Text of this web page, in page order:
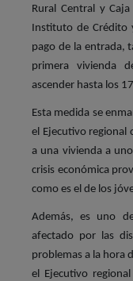
Rural Central y
Instituto de Crédito
pago de la entrada,
primera vivienda
ascender hasta los
Esta medida se
el Ejecutivo regional
a una vivienda a
crisis económica
como es el de los
Además, es uno
afectado por las
problemas a la hora
el Ejecutivo